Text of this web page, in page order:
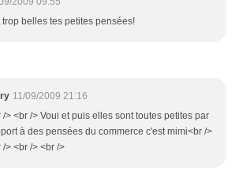
belles tes petites pensées!
11/09/2009 21:16
/> <br /> Voui et puis elles sont toutes petites par
à des pensées du commerce c'est mimi<br />
/> <br /> <br />